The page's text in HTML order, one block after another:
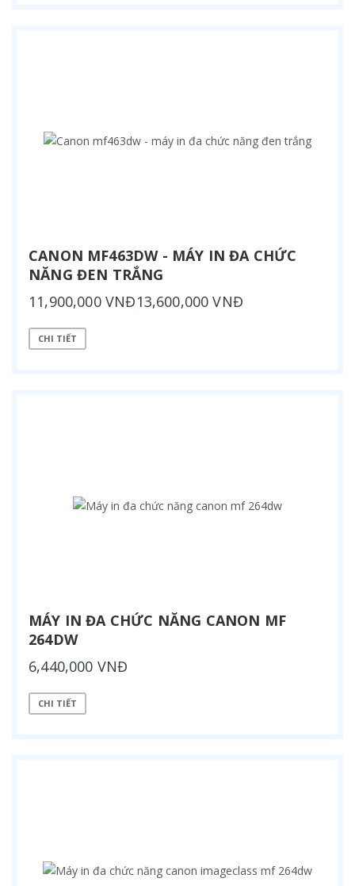
CANON MF463DW - MÁY IN ĐA CHỨC
NĂNG ĐEN TRẮNG
11,900,000 VNĐ13,600,000 VNĐ
CHI TIẾT
MÁY IN ĐA CHỨC NĂNG CANON MF
264DW
6,440,000 VNĐ
CHI TIẾT